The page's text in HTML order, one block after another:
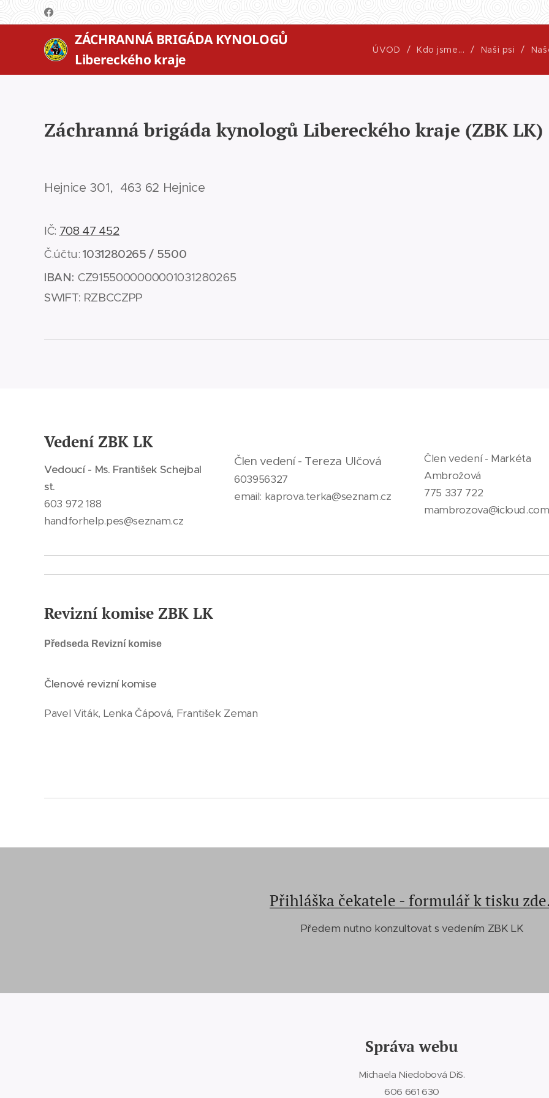
ZÁCHRANNÁ BRIGÁDA KYNOLOGŮ
Libereckého kraje
ÚVOD Kdo jsme... Naši psi
Záchranná brigáda kynologů Libereckého kraje (ZBK LK)
Hejnice 301, 463 62 Hejnice
IČ: 708 47 452
Č.účtu:1031280265 / 5500
IBAN: CZ9155000000001031280265
SWIFT: RZBCCZPP
Vedení ZBK LK
Vedoucí - Ms. František Schejbal
st.
603 972 188
handforhelp.pes@seznam.cz
Člen vedení - Tereza Ulčová
603956327
email: kaprova.terka@seznam.cz
Člen vedení - Markéta
Ambrožová
775 337 722
Revizní komise ZBK LK
Předseda Revizní komise
Členové revizní komise
Pavel Viták, Lenka Čápová, František Zeman
Přihláška čekatele - formulář k tisku
Předem nutno konzultovat s vedením ZBK LK
Správa webu
Michaela Niedobová DiS.
606 661 630